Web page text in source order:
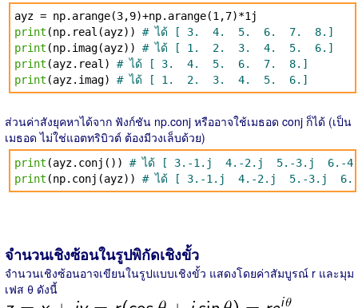
ayz = np.arange(3,9)+np.arange(1,7)*1j
print (np.real(ayz)) # ได้ [ 3. 4. 5. 6. 7. 8.]
print (np.imag(ayz)) # ได้ [ 1. 2. 3. 4. 5. 6.]
print (ayz.real) # ได้ [ 3. 4. 5. 6. 7. 8.]
print (ayz.imag) # ได้ [ 1. 2. 3. 4. 5. 6.]
ส่วนค่าสังยุคหาได้จาก ฟังก์ชัน np.conj หรืออาจใช้เมธอด conj ก็ได้ (เป็น
เมธอด ไม่ใช่แอตทริบิวต์ ต้องมีวงเล็บด้วย)
print (ayz.conj()) # ได้ [ 3.-1.j 4.-2.j 5.-3.j 6.-
print (np.conj(ayz)) # ได้ [ 3.-1.j 4.-2.j 5.-3.j
จำนวนเชิงซ้อนในรูปพิกัดเชิงขั้ว
จำนวนเชิงซ้อนอาจเขียนในรูปแบบเชิงขั้ว แสดงโดยค่าสัมบูรณ์ r และมุม
เฟส θ ดังนี้